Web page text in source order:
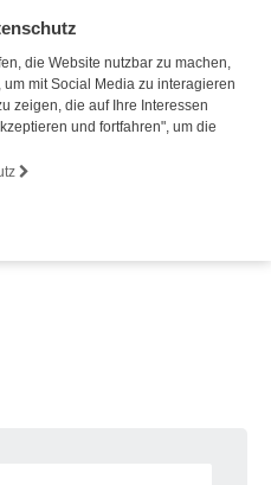
die Website nutzbar zu machen,
mit Social Media zu interagieren
zeigen, die auf Ihre Interessen
und fortfahren", um die